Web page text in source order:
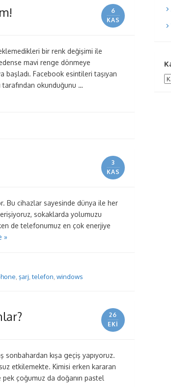
6
KAS
bir renk değişimi ile
mavi renge dönmeye
başladı. Facebook esintileri taşıyan
tarafından okunduğunu …
3
KAS
Bu cihazlar sayesinde dünya ile her
sokaklarda yolumuzu
de telefonumuz en çok enerjiye
»
, şarj,telefon, windows
26
EKI
sonbahardan kışa geçiş yapıyoruz.
etkilemekte. Kimisi erken kararan
pek çoğumuz da doğanın pastel